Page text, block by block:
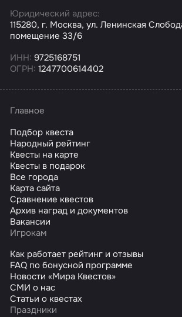
Юридический адрес:
115280, г. Москва, ул. Ленинская
помещение 33/6
ИНН: 9725168751
ОГРН: 1247700614402
Главное
Подбор квеста
Народный рейтинг
Квесты на карте
Квесты в подарок
Все города
Карта сайта
Сравнение квестов
Архив наград и документов
Вакансии
Игрокам
Как работает рейтинг и отзывы
FAQ по бонусной программе
Новости «Мира Квестов»
СМИ о нас
Статьи о квестах
Праздники